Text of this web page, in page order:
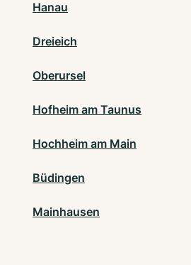
Hanau
Dreieich
Oberursel
Hofheim am Taunus
Hochheim am Main
Büdingen
Mainhausen